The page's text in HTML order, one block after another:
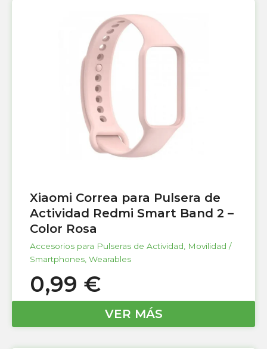
Xiaomi Correa para Pulsera de
Actividad Redmi Smart Band 2 –
Color Rosa
Accesorios para Pulseras de Actividad
Movilidad /
Smartphones Wearables
0,99 €
VER MÁS